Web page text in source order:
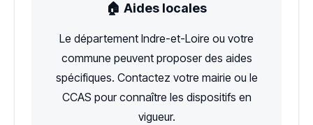
🏠 Aides locales
Le département Indre-et-Loire ou votre
commune peuvent proposer des aides
spécifiques. Contactez votre mairie ou le
CCAS pour connaître les dispositifs en
vigueur.